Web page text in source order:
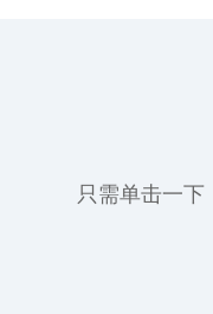
只需单击一下